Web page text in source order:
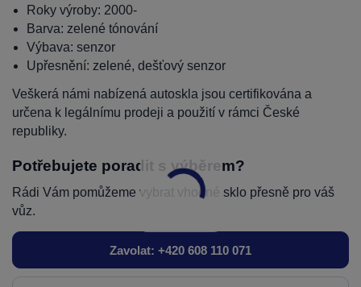
Roky výroby: 2000-
Barva: zelené tónování
Výbava: senzor
Upřesnění: zelené, dešťový senzor
Veškerá námi nabízená autoskla jsou certifikována a
určena k legálnímu prodeji a použití v rámci České
republiky.
Potřebujete poradit s výběrem?
Rádi Vám pomůžeme vybrat vhodné sklo přesně pro váš
vůz.
Zavolat: +420 608 110 071